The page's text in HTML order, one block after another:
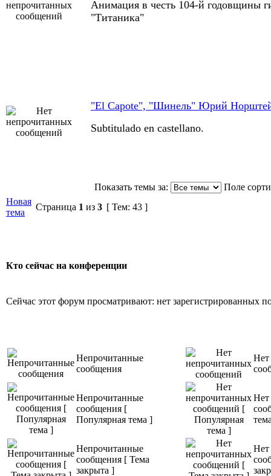
Анимация в честь 104-й годовщины
"Титаника"
"El Capote", "Шинель" Юрий
Subtitulado en castellano.
Показать темы за:
Поле
Новая
тема
Страница 1 из 3 [ Тем: 43 ]
Кто сейчас на конференции
Сейчас этот форум просматривают: нет зарегистрированных
Непрочитанные
сообщения
Нет
Непрочитанные
сообщения [
Популярная тема ]
Нет
Непрочитанные
сообщения [ Тема
закрыта ]
Нет